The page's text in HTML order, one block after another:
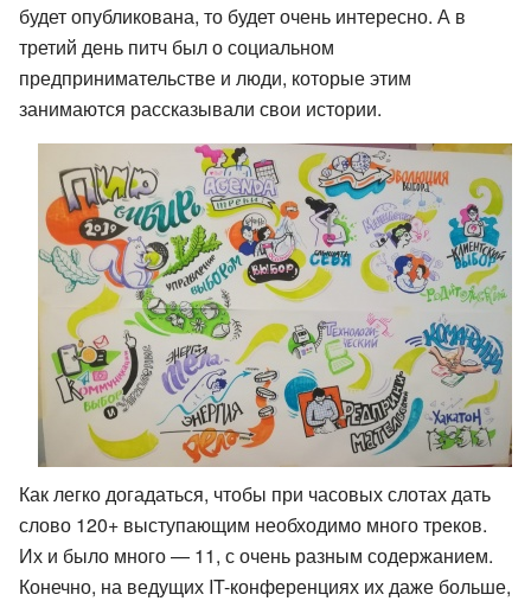
будет опубликована, то будет очень интересно. А в
третий день питч был о социальном
предпринимательстве и люди, которые этим
занимаются рассказывали свои истории.
Как легко догадаться, чтобы при часовых слотах дать
слово 120+ выступающим необходимо много треков.
Их и было много — 11, с очень разным содержанием.
Конечно, на ведущих IT-конференциях их даже больше,